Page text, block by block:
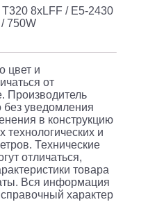
8xLFF / E5-2430
750W
цвет и
от
Производитель
без уведомления
в конструкцию
технологических и
Технические
отличаться,
товара
Вся информация
характер